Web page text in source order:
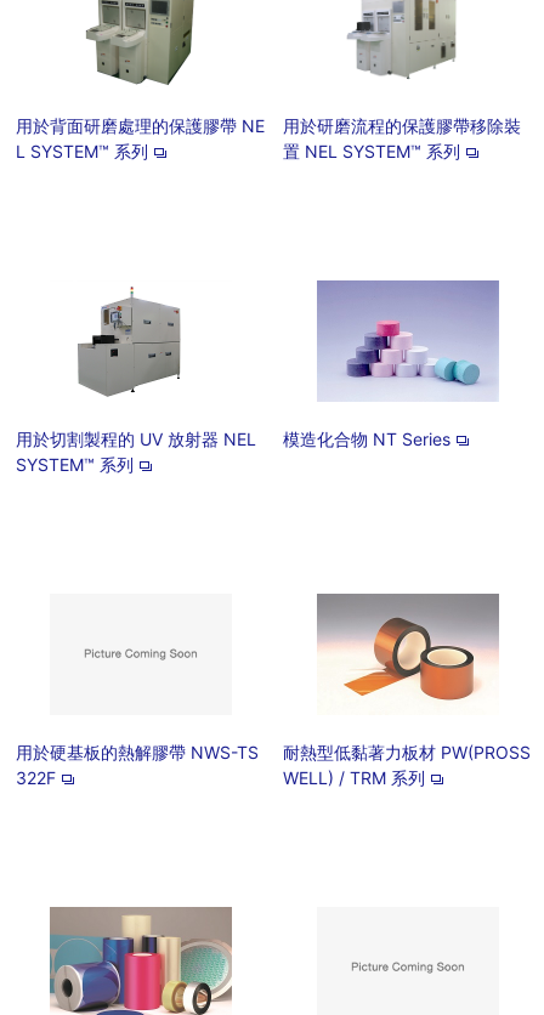
用於背面研磨處理的保護膠帶 NE
L SYSTEM™ 系列
用於研磨流程的保護膠帶移除裝
置 NEL SYSTEM™ 系列
用於切割製程的 UV 放射器 NEL
SYSTEM™ 系列
模造化合物 NT Series
用於硬基板的熱解膠帶 NWS-TS
322F
耐熱型低黏著力板材 PW(PROSS
WELL) / TRM 系列